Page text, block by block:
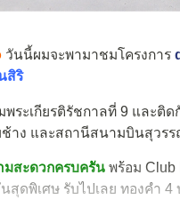
วันนี้ผมจะพามาชมโครงการ
สิริ
ระเกียรติรัชกาลที่ 9 และ
าง และสถานีสนามบินสุวร
มสะดวกครบครัน พร้อม Club
สุดพิเศษ รับไปเลย ทองคำ